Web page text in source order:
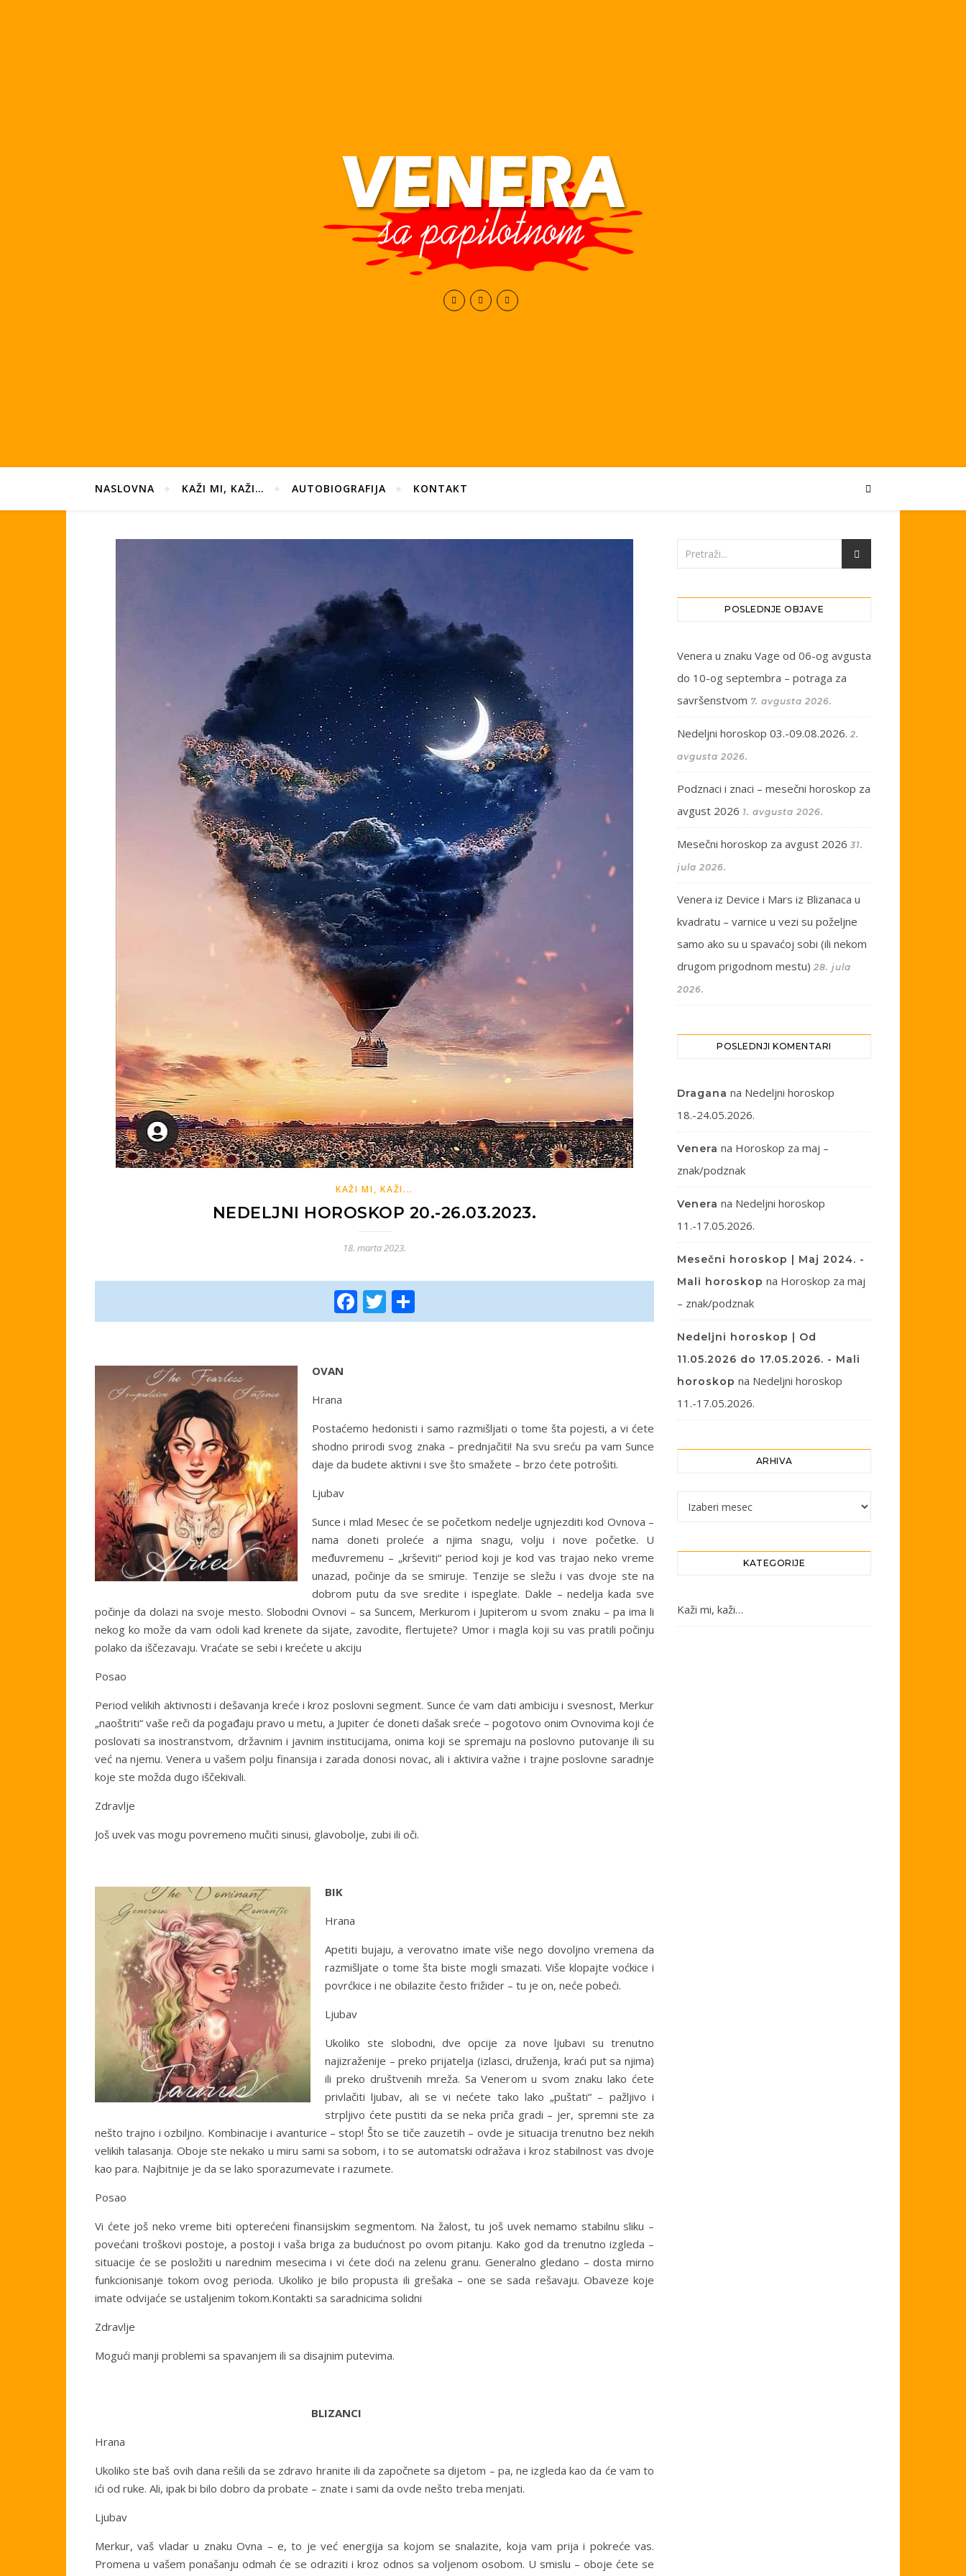
NASLOVNA KAŽI MI, KAŽI… AUTOBIOGRAFIJA KONTAKT
KAŽI MI, KAŽI...
NEDELJNI HOROSKOP 20.-26.03.2023.
18. marta 2023.
Facebook
Twitter
OVAN
Hrana
Postaćemo hedonisti i samo razmišljati o tome šta pojesti, a vi ćete
shodno prirodi svog znaka – prednjačiti! Na svu sreću pa vam Sunce
daje da budete aktivni i sve što smažete – brzo ćete potrošiti.
Ljubav
Sunce i mlad Mesec će se početkom nedelje ugnjezditi kod Ovnova –
nama doneti proleće a njima snagu, volju i nove početke. U
međuvremenu – „krševiti“ period koji je kod vas trajao neko vreme
unazad, počinje da se smiruje. Tenzije se sležu i vas dvoje ste na
dobrom putu da sve sredite i ispeglate. Dakle – nedelja kada sve
počinje da dolazi na svoje mesto. Slobodni Ovnovi – sa Suncem, Merkurom i Jupiterom u svom znaku – pa ima li
nekog ko može da vam odoli kad krenete da sijate, zavodite, flertujete? Umor i magla koji su vas pratili počinju
polako da iščezavaju. Vraćate se sebi i krećete u akciju
Posao
Period velikih aktivnosti i dešavanja kreće i kroz poslovni segment. Sunce će vam dati ambiciju i svesnost, Merkur
„naoštriti“ vaše reči da pogađaju pravo u metu, a Jupiter će doneti dašak sreće – pogotovo onim Ovnovima koji će
poslovati sa inostranstvom, državnim i javnim institucijama, onima koji se spremaju na poslovno putovanje ili su
već na njemu. Venera u vašem polju finansija i zarada donosi novac, ali i aktivira važne i trajne poslovne saradnje
koje ste možda dugo iščekivali.
Zdravlje
Još uvek vas mogu povremeno mučiti sinusi, glavobolje, zubi ili oči.
BIK
Hrana
Apetiti bujaju, a verovatno imate više nego dovoljno vremena da
razmišljate o tome šta biste mogli smazati. Više klopajte voćkice i
povrćkice i ne obilazite često frižider – tu je on, neće pobeći.
Ljubav
Ukoliko ste slobodni, dve opcije za nove ljubavi su trenutno
najizraženije – preko prijatelja (izlasci, druženja, kraći put sa njima)
ili preko društvenih mreža. Sa Venerom u svom znaku lako ćete
privlačiti ljubav, ali se vi nećete tako lako „puštati“ – pažljivo i
strpljivo ćete pustiti da se neka priča gradi – jer, spremni ste za
nešto trajno i ozbiljno. Kombinacije i avanturice – stop! Što se tiče zauzetih – ovde je situacija trenutno bez nekih
velikih talasanja. Oboje ste nekako u miru sami sa sobom, i to se automatski odražava i kroz stabilnost vas dvoje
kao para. Najbitnije je da se lako sporazumevate i razumete.
Posao
Vi ćete još neko vreme biti opterećeni finansijskim segmentom. Na žalost, tu još uvek nemamo stabilnu sliku –
povećani troškovi postoje, a postoji i vaša briga za budućnost po ovom pitanju. Kako god da trenutno izgleda –
situacije će se posložiti u narednim mesecima i vi ćete doći na zelenu granu. Generalno gledano – dosta mirno
funkcionisanje tokom ovog perioda. Ukoliko je bilo propusta ili grešaka – one se sada rešavaju. Obaveze koje
imate odvijaće se ustaljenim tokom.Kontakti sa saradnicima solidni
Zdravlje
Mogući manji problemi sa spavanjem ili sa disajnim putevima.
BLIZANCI
Hrana
Ukoliko ste baš ovih dana rešili da se zdravo hranite ili da započnete sa dijetom – pa, ne izgleda kao da će vam to
ići od ruke. Ali, ipak bi bilo dobro da probate – znate i sami da ovde nešto treba menjati.
Ljubav
Merkur, vaš vladar u znaku Ovna – e, to je već energija sa kojom se snalazite, koja vam prija i pokreće vas.
Promena u vašem ponašanju odmah će se odraziti i kroz odnos sa voljenom osobom. U smislu – oboje ćete se
POSLEDNJE OBJAVE
Venera u znaku Vage od 06-og avgusta
do 10-og septembra – potraga za
savršenstvom 7. avgusta 2026.
Nedeljni horoskop 03.-09.08.2026. 2.
avgusta 2026.
Podznaci i znaci – mesečni horoskop za
avgust 2026 1. avgusta 2026.
Mesečni horoskop za avgust 2026 31.
jula 2026.
Venera iz Device i Mars iz Blizanaca u
kvadratu – varnice u vezi su poželjne
samo ako su u spavaćoj sobi (ili nekom
drugom prigodnom mestu) 28. jula
2026.
POSLEDNJI KOMENTARI
Dragana na Nedeljni horoskop
18.-24.05.2026.
Venera na Horoskop za maj –
znak/podznak
Venera na Nedeljni horoskop
11.-17.05.2026.
Mesečni horoskop | Maj 2024. -
Mali horoskop na Horoskop za maj
– znak/podznak
Nedeljni horoskop | Od
11.05.2026 do 17.05.2026. - Mali
horoskop na Nedeljni horoskop
11.-17.05.2026.
ARHIVA
Arhiva
KATEGORIJE
Kaži mi, kaži…